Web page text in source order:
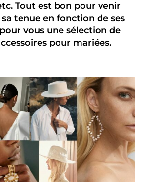
Tout est bon pour venir
tenue en fonction de ses
vous une sélection de
pour mariées.